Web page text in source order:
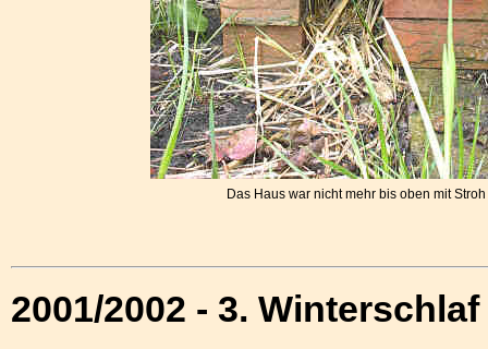
Das Haus war nicht mehr bis oben mit
2001/2002 - 3.